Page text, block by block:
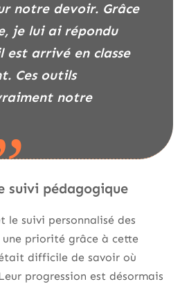
notre devoir. Grâce
je lui ai répondu
il est arrivé en classe
Ces outils
notre
suivi pédagogique
le suivi personnalisé des
priorité grâce à cette
difficile de savoir où
progression est désormais